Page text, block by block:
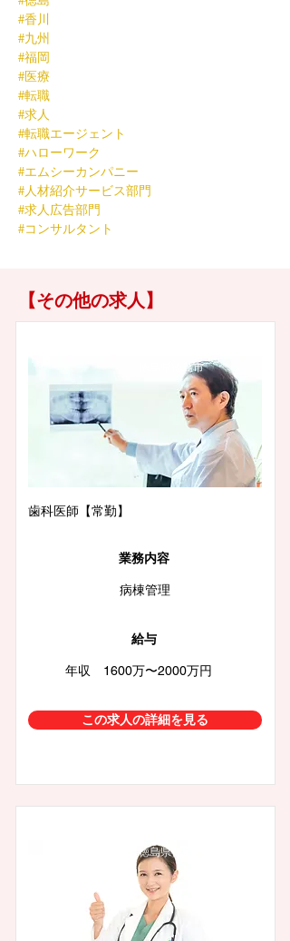
#香川
#九州
#福岡
#医療
#転職
#求人
#転職エージェント
#ハローワーク
#エムシーカンパニー
#人材紹介サービス部門
#求人広告部門
#コンサルタント
【その他の求人】
徳島県徳島市
歯科医師【常勤】
業務内容
病棟管理
給与
年収 1600万〜2000万円
この求人の詳細を見る
徳島県徳島市